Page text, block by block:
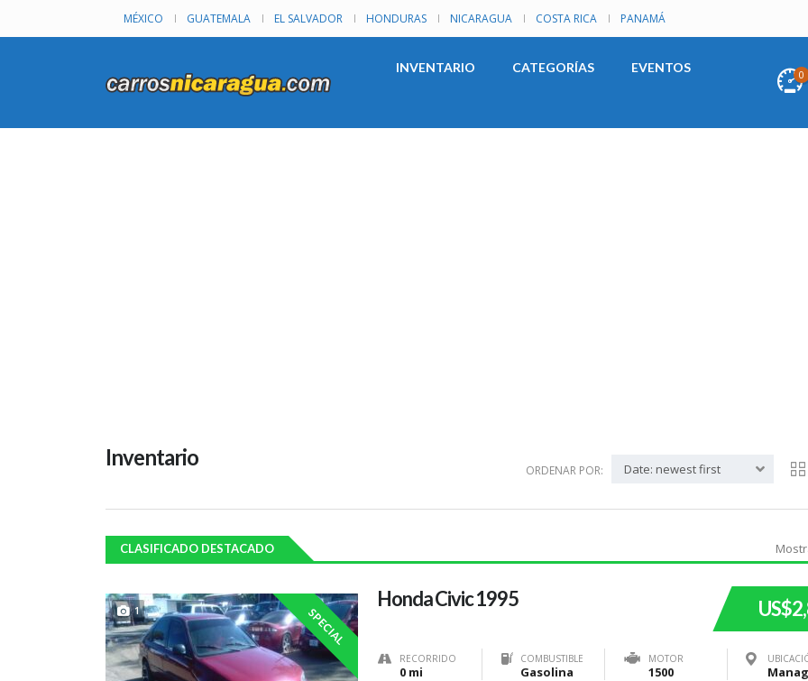
MÉXICO GUATEMALA EL SALVADOR HONDURAS NICARAGUA COSTA RICA PANAMÁ
0
INVENTARIO CATEGORÍAS EVENTOS
Inventario
ORDENAR POR: Date: newest first
CLASIFICADO DESTACADO
1 SPECIAL
Honda Civic 1995
RECORRIDO
0 mi
COMBUSTIBLE
Gasolina
MOTOR
1500